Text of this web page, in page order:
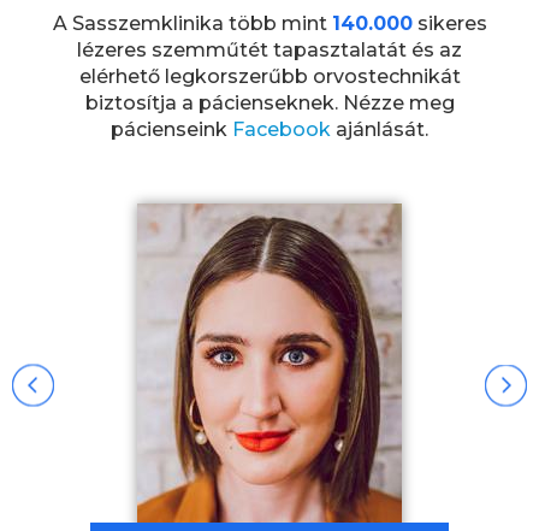
A Sasszemklinika több mint 140.000sikeres
lézeres szemműtét tapasztalatát és az
elérhető legkorszerűbb orvostechnikát
biztosítja a pácienseknek. Nézze meg
pácienseink Facebook ajánlását.